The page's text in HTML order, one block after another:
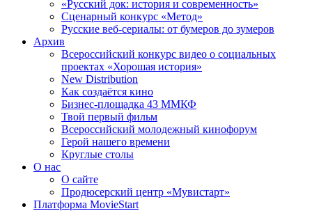
«Русский док: история и современность»
Сценарный конкурс «Метод»
Русские веб-сериалы: от бумеров до зумеров
Архив
Всероссийский конкурс видео о социальных
проектах «Хорошая история»
New Distribution
Как создаётся кино
Бизнес-площадка 43 ММКФ
Твой первый фильм
Всероссийский молодежный кинофорум
Герой нашего времени
Круглые столы
О нас
О сайте
Продюсерский центр «Мувистарт»
Платформа MovieStart